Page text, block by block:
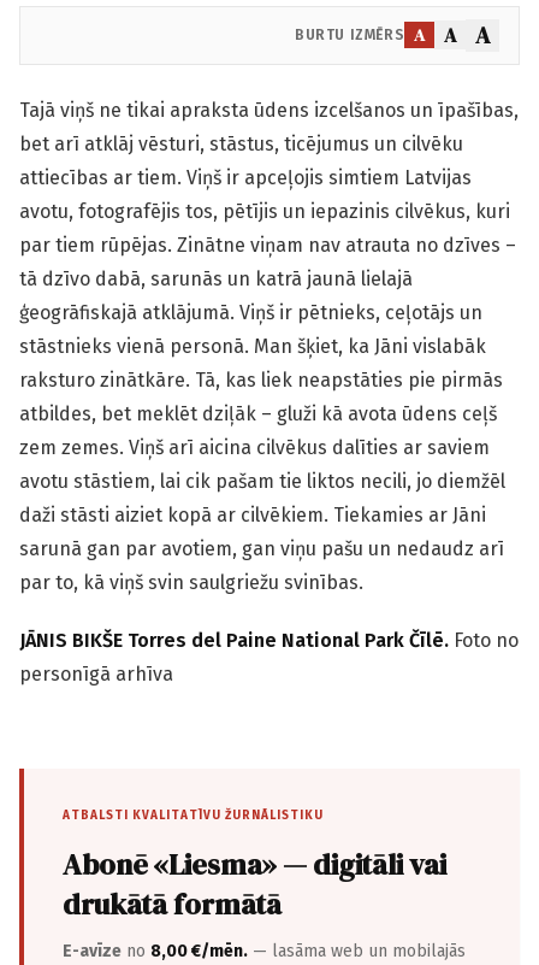
BURTU IZMĒRS A A A
Tajā viņš ne tikai apraksta ūdens izcelšanos un īpašības,
bet arī atklāj vēsturi, stāstus, ticējumus un cilvēku
attiecības ar tiem. Viņš ir apceļojis simtiem Latvijas
avotu, fotografējis tos, pētījis un iepazinis cilvēkus, kuri
par tiem rūpējas. Zinātne viņam nav atrauta no dzīves –
tā dzīvo dabā, sarunās un katrā jaunā lielajā
ģeogrāfiskajā atklājumā. Viņš ir pētnieks, ceļotājs un
stāstnieks vienā personā. Man šķiet, ka Jāni vislabāk
raksturo zinātkāre. Tā, kas liek neapstāties pie pirmās
atbildes, bet meklēt dziļāk – gluži kā avota ūdens ceļš
zem zemes. Viņš arī aicina cilvēkus dalīties ar saviem
avotu stāstiem, lai cik pašam tie liktos necili, jo diemžēl
daži stāsti aiziet kopā ar cilvēkiem. Tiekamies ar Jāni
sarunā gan par avotiem, gan viņu pašu un nedaudz arī
par to, kā viņš svin saulgriežu svinības.
JĀNIS BIKŠE Torres del Paine National Park Čīlē. Foto no
personīgā arhīva
ATBALSTI KVALITATĪVU ŽURNĀLISTIKU
Abonē «Liesma» — digitāli vai
drukātā formātā
E-avīze no 8,00 €/mēn. — lasāma web un mobilajās